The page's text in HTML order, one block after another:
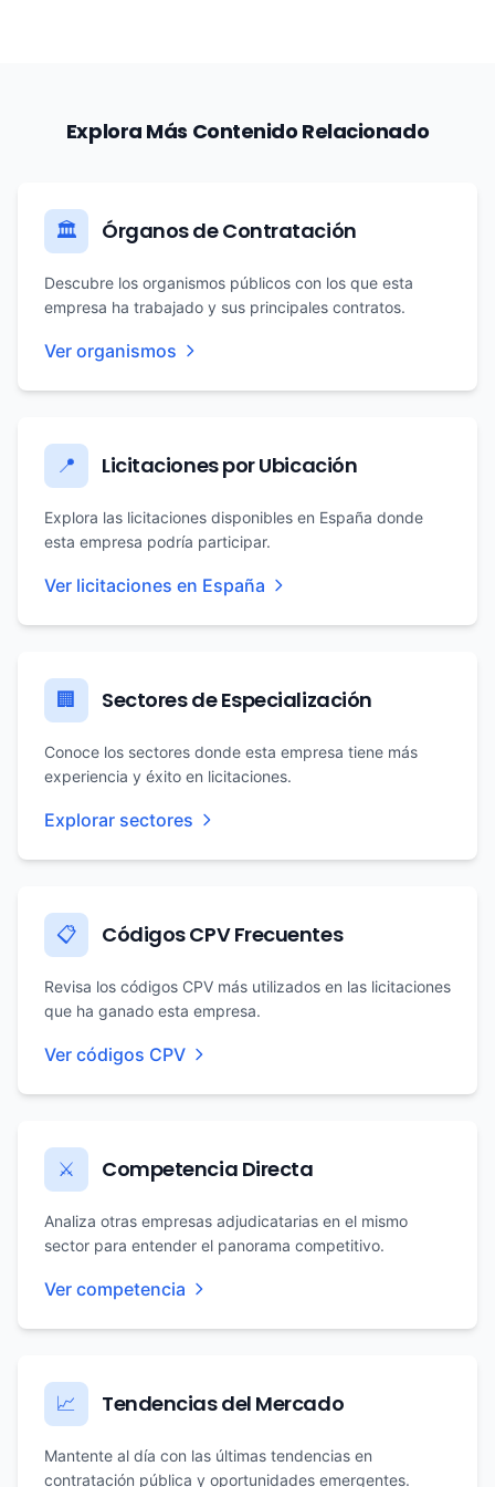
Explora Más Contenido Relacionado
🏛️ Órganos de Contratación
Descubre los organismos públicos con los que esta
empresa ha trabajado y sus principales contratos.
Ver organismos
📍 Licitaciones por Ubicación
Explora las licitaciones disponibles en España donde
esta empresa podría participar.
Ver licitaciones en España
🏢 Sectores de Especialización
Conoce los sectores donde esta empresa tiene más
experiencia y éxito en licitaciones.
Explorar sectores
📋 Códigos CPV Frecuentes
Revisa los códigos CPV más utilizados en las licitaciones
que ha ganado esta empresa.
Ver códigos CPV
⚔️ Competencia Directa
Analiza otras empresas adjudicatarias en el mismo
sector para entender el panorama competitivo.
Ver competencia
📈 Tendencias del Mercado
Mantente al día con las últimas tendencias en
contratación pública y oportunidades emergentes.